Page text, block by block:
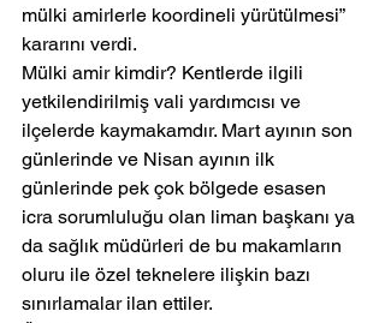
mülki amirlerle koordineli yürütülmesi”
kararını verdi.
Mülki amir kimdir? Kentlerde ilgili
yetkilendirilmiş vali yardımcısı ve
ilçelerde kaymakamdır. Mart ayının son
günlerinde ve Nisan ayının ilk
günlerinde pek çok bölgede esasen
icra sorumluluğu olan liman başkanı ya
da sağlık müdürleri de bu makamların
oluru ile özel teknelere ilişkin bazı
sınırlamalar ilan ettiler.